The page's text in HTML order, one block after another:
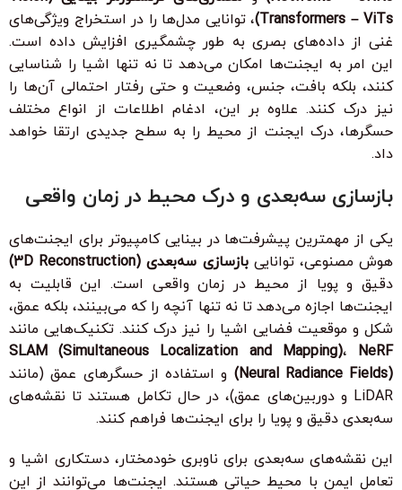
Transformers – ViTs) ، توانایی مدل‌ها را در استخراج ویژگی‌های
غنی از داده‌های بصری به طور چشمگیری افزایش داده است.
این امر به ایجنت‌ها امکان می‌دهد تا نه تنها اشیا را شناسایی
کنند، بلکه بافت، جنس، وضعیت و حتی رفتار احتمالی آن‌ها را
نیز درک کنند. علاوه بر این، ادغام اطلاعات از انواع مختلف
حسگرها، درک ایجنت از محیط را به سطح جدیدی ارتقا خواهد
داد.
بازسازی سه‌بعدی و درک محیط در زمان واقعی
یکی از مهمترین پیشرفت‌ها در بینایی کامپیوتر برای ایجنت‌های
هوش مصنوعی، تواناییبازسازی سه‌بعدی (3D Reconstruction)
دقیق و پویا از محیط در زمان واقعی است. این قابلیت به
ایجنت‌ها اجازه می‌دهد تا نه تنها آنچه را که می‌بینند، بلکه عمق،
شکل و موقعیت فضایی اشیا را نیز درک کنند. تکنیک‌هایی مانند
SLAM (Simultaneous Localization and Mapping)، NeRF
(Neural Radiance Fields) و استفاده از حسگرهای عمق (مانند
LiDAR و دوربین‌های عمق)، در حال تکامل هستند تا نقشه‌های
سه‌بعدی دقیق و پویا را برای ایجنت‌ها فراهم کنند.
این نقشه‌های سه‌بعدی برای ناوبری خودمختار، دستکاری اشیا و
تعامل ایمن با محیط حیاتی هستند. ایجنت‌ها می‌توانند از این